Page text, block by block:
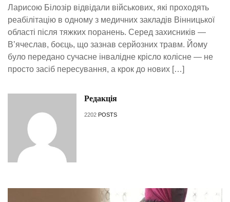
Ларисою Білозір відвідали військових, які проходять
реабілітацію в одному з медичних закладів Вінницької
області після тяжких поранень. Серед захисників —
В’ячеслав, боєць, що зазнав серйозних травм. Йому
було передано сучасне інвалідне крісло колісне — не
просто засіб пересування, а крок до нових […]
Редакція
2202 POSTS